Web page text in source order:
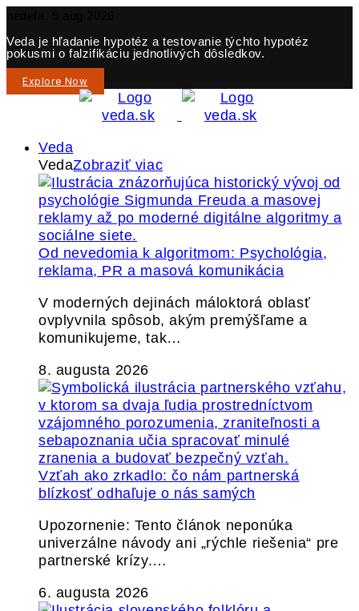
Veda je hľadanie hypotéz a testovanie týchto hypotéz
pokusmi o falzifikáciu jednotlivých dôsledkov.
Explore Now
Veda
VedaZobraziť viac
Od nevedomia k algoritmom: Psychológia,
reklama, PR a masová komunikácia
V moderných dejinách máloktorá oblasť
ovplyvnila spôsob, akým premýšľame a
komunikujeme, tak…
8. augusta 2026
Vzťah ako zrkadlo: čo nám partnerská
blízkosť odhaľuje o nás samých
Upozornenie: Tento článok neponúka
univerzálne návody ani „rýchle riešenia“ pre
partnerské krízy.…
6. augusta 2026